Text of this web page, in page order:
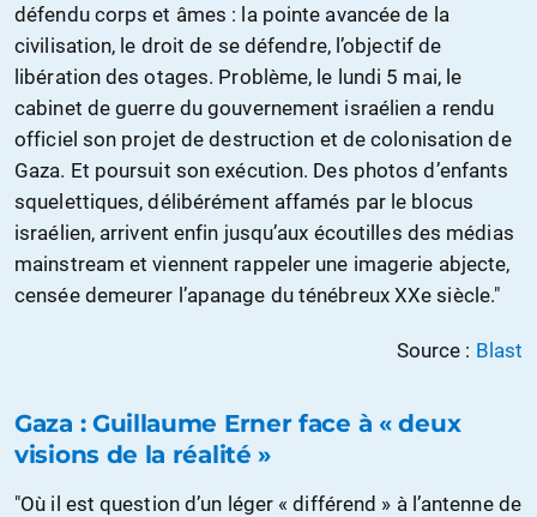
défendu corps et âmes : la pointe avancée de la
civilisation, le droit de se défendre, l’objectif de
libération des otages. Problème, le lundi 5 mai, le
cabinet de guerre du gouvernement israélien a rendu
officiel son projet de destruction et de colonisation de
Gaza. Et poursuit son exécution. Des photos d’enfants
squelettiques, délibérément affamés par le blocus
israélien, arrivent enfin jusqu’aux écoutilles des médias
mainstream et viennent rappeler une imagerie abjecte,
censée demeurer l’apanage du ténébreux XXe siècle."
Source : Blast
Gaza : Guillaume Erner face à « deux
visions de la réalité »
"Où il est question d’un léger « différend » à l’antenne de